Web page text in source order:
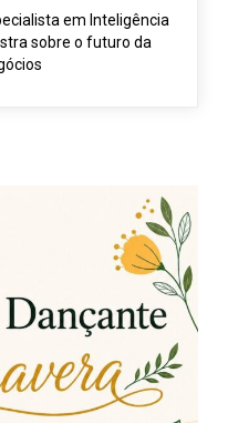
em Inteligência
sobre o futuro da